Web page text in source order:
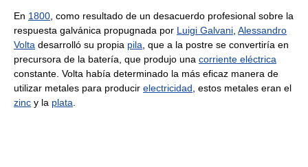
En 1800 , como resultado de un desacuerdo profesional sobre la
respuesta galvánica propugnada por Luigi Galvani Alessandro
Volta desarrolló su propia pila , que a la postre se convertiría en
precursora de la batería, que produjo una corriente eléctrica
constante. Volta había determinado la más eficaz manera de
utilizar metales para producir electricidad , estos metales eran el
zinc y la plata